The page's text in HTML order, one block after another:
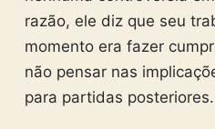
razão, ele diz que seu
momento era fazer
não pensar nas
para partidas posteriores.